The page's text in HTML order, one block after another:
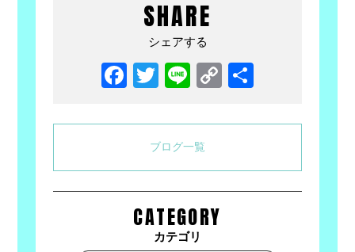
SHARE
シェアする
Facebook
Twitter
LineCopy
ブログ一覧
CATEGORY
カテゴリ